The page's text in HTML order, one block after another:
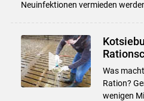
Neuinfektionen vermieden
Was
Ration?
wenigen